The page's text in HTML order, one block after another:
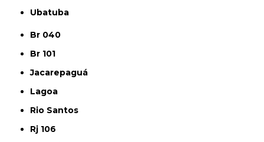
Ubatuba
Br 040
Br 101
Jacarepaguá
Lagoa
Rio Santos
Rj 106